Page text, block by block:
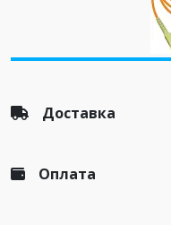
Доставка
Оплата